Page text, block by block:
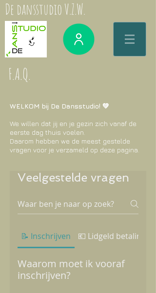
De dansstudio V.Z.W.
F.A.Q.
Veelgestelde vragen
📝 Inschrijven 💶 Lidgeld betaling &
Waarom moet ik vooraf
inschrijven?
WELKOM bij De Dansstudio! 💚
We willen dat jij en je gezin zich vanaf de
eerste dag thuis voelen.
Daarom hebben we de meest gestelde
vragen voor je verzameld op deze pagina.